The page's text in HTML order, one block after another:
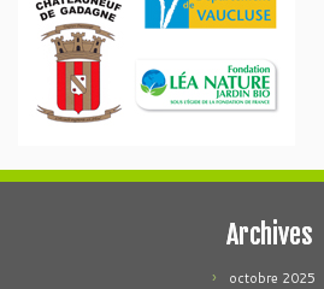
Archives
octobre 2025